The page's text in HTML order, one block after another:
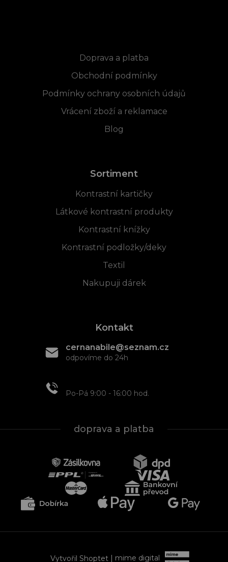
Doprava a platba
Obchodní podmínky
Podmínky ochrany osobních údajů
Vrácení zboží a reklamace
Blog
Sortiment
Kontrastní kartičky
Látkové kontrastní produkty
Kontrastní knížky
Kontrastní podložky/deky
Textil
Nakupuji dárek
Kontakt
cernanabile@seznam.cz
odpovíme do 24h
Po-Pá 9:00 - 16:00 hod.
doprava a platba
Vytvořil Shoptet | mime digital